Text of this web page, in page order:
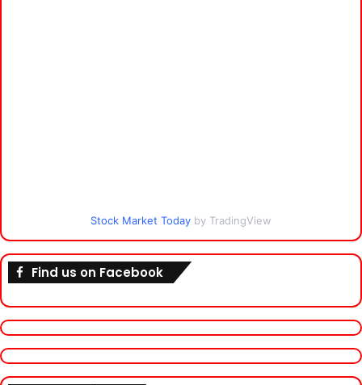
Stock Market Today by TradingView
Find us on Facebook